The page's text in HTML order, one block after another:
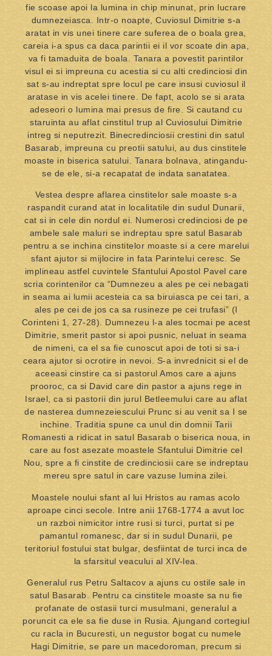
fie scoase apoi la lumina in chip minunat, prin lucrare
dumnezeiasca. Intr-o noapte, Cuviosul Dimitrie s-a
aratat in vis unei tinere care suferea de o boala grea,
careia i-a spus ca daca parintii ei il vor scoate din apa,
va fi tamaduita de boala. Tanara a povestit parintilor
visul ei si impreuna cu acestia si cu alti credinciosi din
sat s-au indreptat spre locul pe care insusi cuviosul il
aratase in vis acelei tinere. De fapt, acolo se si arata
adeseori o lumina mai presus de fire. Si cautand cu
staruinta au aflat cinstitul trup al Cuviosului Dimitrie
intreg si neputrezit. Binecredinciosii crestini din satul
Basarab, impreuna cu preotii satului, au dus cinstitele
moaste in biserica satului. Tanara bolnava, atingandu-
se de ele, si-a recapatat de indata sanatatea.
Vestea despre aflarea cinstitelor sale moaste s-a
raspandit curand atat in localitatile din sudul Dunarii,
cat si in cele din nordul ei. Numerosi credinciosi de pe
ambele sale maluri se indreptau spre satul Basarab
pentru a se inchina cinstitelor moaste si a cere marelui
sfant ajutor si mijlocire in fata Parintelui ceresc. Se
implineau astfel cuvintele Sfantului Apostol Pavel care
scria corintenilor ca “Dumnezeu a ales pe cei nebagati
in seama ai lumii acesteia ca sa biruiasca pe cei tari, a
ales pe cei de jos ca sa rusineze pe cei trufasi” (I
Corinteni 1, 27-28). Dumnezeu l-a ales tocmai pe acest
Dimitrie, smerit pastor si apoi pusnic, neluat in seama
de nimeni, ca el sa fie cunoscut apoi de toti si sa-i
ceara ajutor si ocrotire in nevoi. S-a invrednicit si el de
aceeasi cinstire ca si pastorul Amos care a ajuns
prooroc, ca si David care din pastor a ajuns rege in
Israel, ca si pastorii din jurul Betleemului care au aflat
de nasterea dumnezeiescului Prunc si au venit sa I se
inchine. Traditia spune ca unul din domnii Tarii
Romanesti a ridicat in satul Basarab o biserica noua, in
care au fost asezate moastele Sfantului Dimitrie cel
Nou, spre a fi cinstite de credinciosii care se indreptau
mereu spre satul in care vazuse lumina zilei.
Moastele noului sfant al lui Hristos au ramas acolo
aproape cinci secole. Intre anii 1768-1774 a avut loc
un razboi nimicitor intre rusi si turci, purtat si pe
pamantul romanesc, dar si in sudul Dunarii, pe
teritoriul fostului stat bulgar, desfiintat de turci inca de
la sfarsitul veacului al XIV-lea.
Generalul rus Petru Saltacov a ajuns cu ostile sale in
satul Basarab. Pentru ca cinstitele moaste sa nu fie
profanate de ostasii turci musulmani, generalul a
poruncit ca ele sa fie duse in Rusia. Ajungand cortegiul
cu racla in Bucuresti, un negustor bogat cu numele
Hagi Dimitrie, se pare un macedoroman, precum si